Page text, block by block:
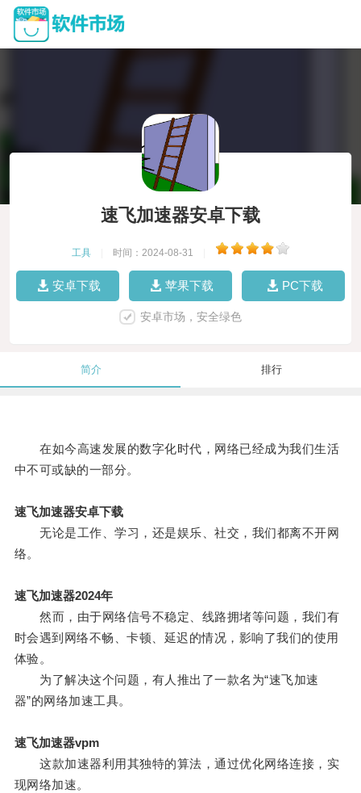
速飞加速器安卓下载
工具 时间：2024-08-31
安卓下载 苹果下载 PC下载
安卓市场，安全绿色
简介 排行
在如今高速发展的数字化时代，网络已经成为我们生活
中不可或缺的一部分。
速飞加速器安卓下载
无论是工作、学习，还是娱乐、社交，我们都离不开网
络。
速飞加速器2024年
然而，由于网络信号不稳定、线路拥堵等问题，我们有
时会遇到网络不畅、卡顿、延迟的情况，影响了我们的使用
体验。
为了解决这个问题，有人推出了一款名为“速飞加速
器”的网络加速工具。
速飞加速器vpm
这款加速器利用其独特的算法，通过优化网络连接，实
现网络加速。